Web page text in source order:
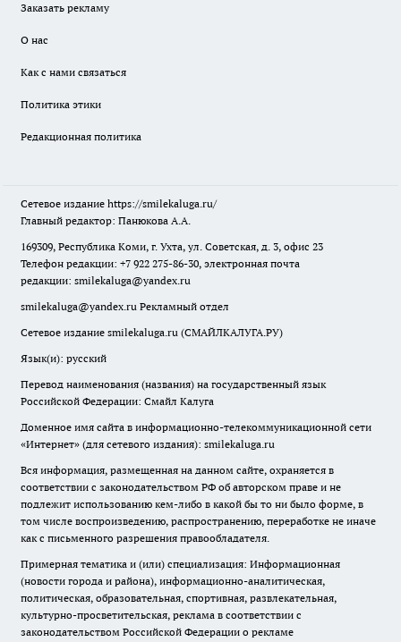
Заказать рекламу
О нас
Как с нами связаться
Политика этики
Редакционная политика
Сетевое издание https://smilekaluga.ru/
Главный редактор: Панюкова А.А.
169309, Республика Коми, г. Ухта, ул. Советская, д. 3, офис 23
Телефон редакции: +7 922 275-86-30, электронная почта
редакции: smilekaluga@yandex.ru
smilekaluga@yandex.ru Рекламный отдел
Сетевое издание smilekaluga.ru (СМАЙЛКАЛУГА.РУ)
Язык(и): русский
Перевод наименования (названия) на государственный язык
Российской Федерации: Смайл Калуга
Доменное имя сайта в информационно-телекоммуникационной сети
«Интернет» (для сетевого издания): smilekaluga.ru
Вся информация, размещенная на данном сайте, охраняется в
соответствии с законодательством РФ об авторском праве и не
подлежит использованию кем-либо в какой бы то ни было форме, в
том числе воспроизведению, распространению, переработке не иначе
как с письменного разрешения правообладателя.
Примерная тематика и (или) специализация: Информационная
(новости города и района), информационно-аналитическая,
политическая, образовательная, спортивная, развлекательная,
культурно-просветительская, реклама в соответствии с
законодательством Российской Федерации о рекламе